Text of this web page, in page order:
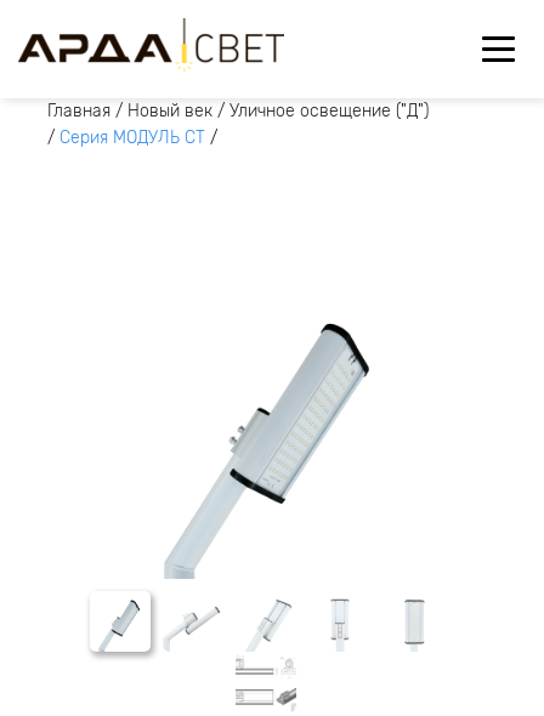
Главная / Новый век / Уличное освещение ("Д")
/ Серия МОДУЛЬ СТ /